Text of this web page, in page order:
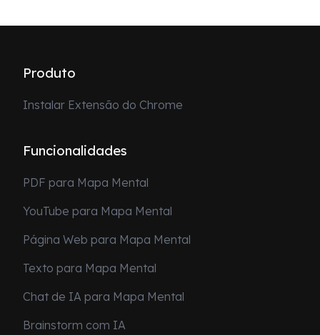
Produto
Instalar Extensão do Chrome
Funcionalidades
PDF para Mapa Mental
YouTube para Mapa Mental
Página Web para Mapa Mental
Texto para Mapa Mental
Chat de IA para Mapa Mental
Brainstorm com IA